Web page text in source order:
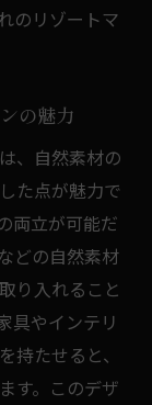
のリゾートマ
の魅力
、自然素材の
た点が魅力で
両立が可能だ
どの自然素材
り入れること
具やインテリ
持たせると、
す。このデザ